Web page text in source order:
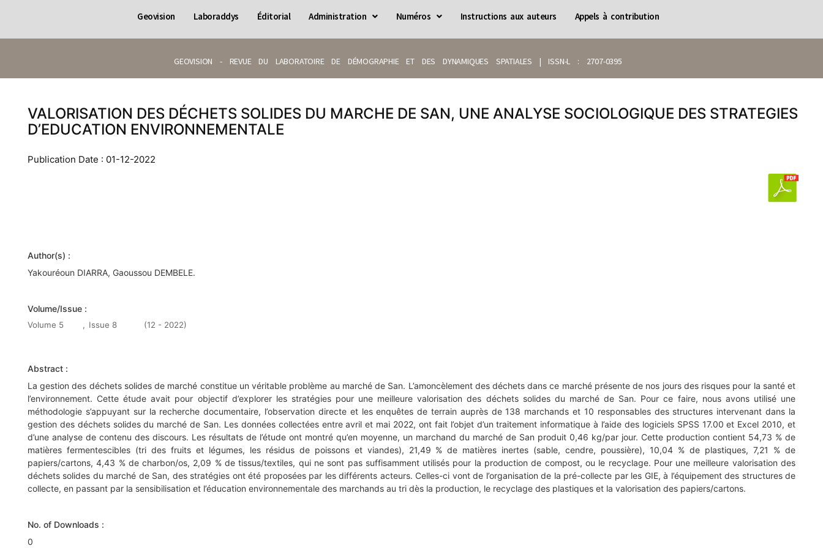
Geovision Laboraddys Éditorial Administration Numéros Instructions aux auteurs Appels à contribution
GEOVISION - REVUE DU LABORATOIRE DE DÉMOGRAPHIE ET DES DYNAMIQUES SPATIALES | ISSN-L : 2707-0395
VALORISATION DES DÉCHETS SOLIDES DU MARCHE DE SAN, UNE ANALYSE SOCIOLOGIQUE DES STRATEGIES
D’EDUCATION ENVIRONNEMENTALE
Publication Date : 01-12-2022
Author(s) :
Yakouréoun DIARRA, Gaoussou DEMBELE.
Volume/Issue :
Volume 5 , Issue 8 (12 - 2022)
Abstract :
La gestion des déchets solides de marché constitue un véritable problème au marché de San. L’amoncèlement des déchets dans ce marché présente de nos jours des risques pour la santé et
l’environnement. Cette étude avait pour objectif d’explorer les stratégies pour une meilleure valorisation des déchets solides du marché de San. Pour ce faire, nous avons utilisé une
méthodologie s’appuyant sur la recherche documentaire, l’observation directe et les enquêtes de terrain auprès de 138 marchands et 10 responsables des structures intervenant dans la
gestion des déchets solides du marché de San. Les données collectées entre avril et mai 2022, ont fait l’objet d’un traitement informatique à l’aide des logiciels SPSS 17.00 et Excel 2010, et
d’une analyse de contenu des discours. Les résultats de l’étude ont montré qu’en moyenne, un marchand du marché de San produit 0,46 kg/par jour. Cette production contient 54,73 % de
matières fermentescibles (tri des fruits et légumes, les résidus de poissons et viandes), 21,49 % de matières inertes (sable, cendre, poussière), 10,04 % de plastiques, 7,21 % de
papiers/cartons, 4,43 % de charbon/os, 2,09 % de tissus/textiles, qui ne sont pas suffisamment utilisés pour la production de compost, ou le recyclage. Pour une meilleure valorisation des
déchets solides du marché de San, des stratégies ont été proposées par les différents acteurs. Celles-ci vont de l’organisation de la pré-collecte par les GIE, à l’équipement des structures de
collecte, en passant par la sensibilisation et l’éducation environnementale des marchands au tri dès la production, le recyclage des plastiques et la valorisation des papiers/cartons.
No. of Downloads :
0